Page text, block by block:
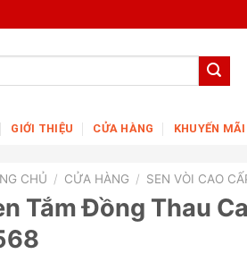
GIỚI THIỆU CỬA HÀNG KHUYẾN MÃI
CHỦ / CỬA HÀNG / SEN VÒI CAO
Tắm Đồng Thau